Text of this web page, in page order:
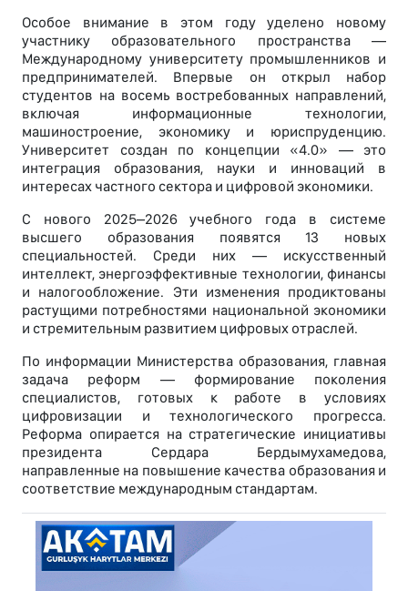
Особое внимание в этом году уделено новому
участнику образовательного пространства —
Международному университету промышленников и
предпринимателей. Впервые он открыл набор
студентов на восемь востребованных направлений,
включая информационные технологии,
машиностроение, экономику и юриспруденцию.
Университет создан по концепции «4.0» — это
интеграция образования, науки и инноваций в
интересах частного сектора и цифровой экономики.
С нового 2025–2026 учебного года в системе
высшего образования появятся 13 новых
специальностей. Среди них — искусственный
интеллект, энергоэффективные технологии, финансы
и налогообложение. Эти изменения продиктованы
растущими потребностями национальной экономики
и стремительным развитием цифровых отраслей.
По информации Министерства образования, главная
задача реформ — формирование поколения
специалистов, готовых к работе в условиях
цифровизации и технологического прогресса.
Реформа опирается на стратегические инициативы
президента Сердара Бердымухамедова,
направленные на повышение качества образования и
соответствие международным стандартам.